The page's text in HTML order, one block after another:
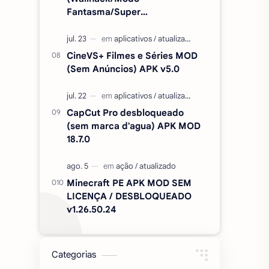
Fantasma/Super
CineVS+ Filmes e Séries MOD
(Sem Anúncios) APK v5.0
CapCut Pro desbloqueado
(sem marca d'agua) APK MOD
18.7.0
Minecraft PE APK MOD SEM
LICENÇA / DESBLOQUEADO
v1.26.50.24
Categorias